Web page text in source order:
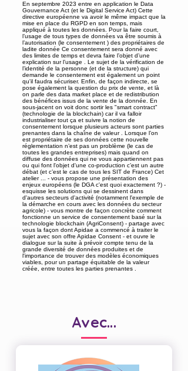
En septembre 2023 entre en application le Data
Gouvernance Act (et le Digital Service Act) Cette
directive européenne va avoir le même impact que la
mise en place du RGPD en son temps, mais
appliqué à toutes les données. Pour la faire court,
l’usage de tous types de données va être soumis à
l’autorisation (le consentement ) des propriétaires de
ladite donnée Ce consentement sera donné avec
des limites de temps et devra faire l’objet d’une
explication sur l’usage . Le sujet de la vérification de
l’identité de la personne (et de la structure) qui
demande le consentement est également un point
qu'il faudra sécuriser. Enfin, de façon indirecte, se
pose également la question du prix de vente, et là
on parle des data market place et de redistribution
des bénéfices issus de la vente de la donnée. En
sous-jacent on voit donc sortir les "smart contract"
(technologie de la blockchain) car il va falloir
industrialiser tout ça et suivre la notion de
consentement lorsque plusieurs acteurs sont parties
prenantes dans la chaîne de valeur . Lorsque l’on
est propriétaire de ses données cette nouvelle
réglementation n’est pas un problème (le cas de
toutes les grandes entreprises) mais quand on
diffuse des données qui ne vous appartiennent pas
ou qui font l'objet d'une co-production c’est un autre
débat (et c’est le cas de tous les SIT de France) Cet
atelier ... - vous propose une présentation des
enjeux européens (le DGA c'est quoi exactement ?) -
esquisse les solutions qui se dessinent dans
d'autres secteurs d'activité (notamment l'exemple de
la démarche en cours avec les données du secteur
agricole) - vous montre de façon concrète comment
fonctionne un service de consentement basé sur la
technologie blockchain (AgriConsent) - partage avec
vous la façon dont Apidae a commencé à traiter le
sujet avec son offre Apidae Consent - et ouvre le
dialogue sur la suite à prévoir compte tenu de la
grande diversité de données produites et de
l'importance de trouver des modèles économiques
viables, pour un partage équitable de la valeur
créée, entre toutes les parties prenantes .
Avec...